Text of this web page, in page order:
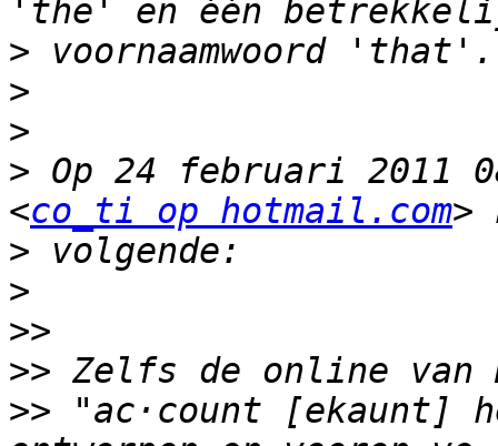
>
>
>
> Op 24 februari 2011
<co_ti op hotmail.com
>
>
>>
>>
>> "ac·count [ekaunt]